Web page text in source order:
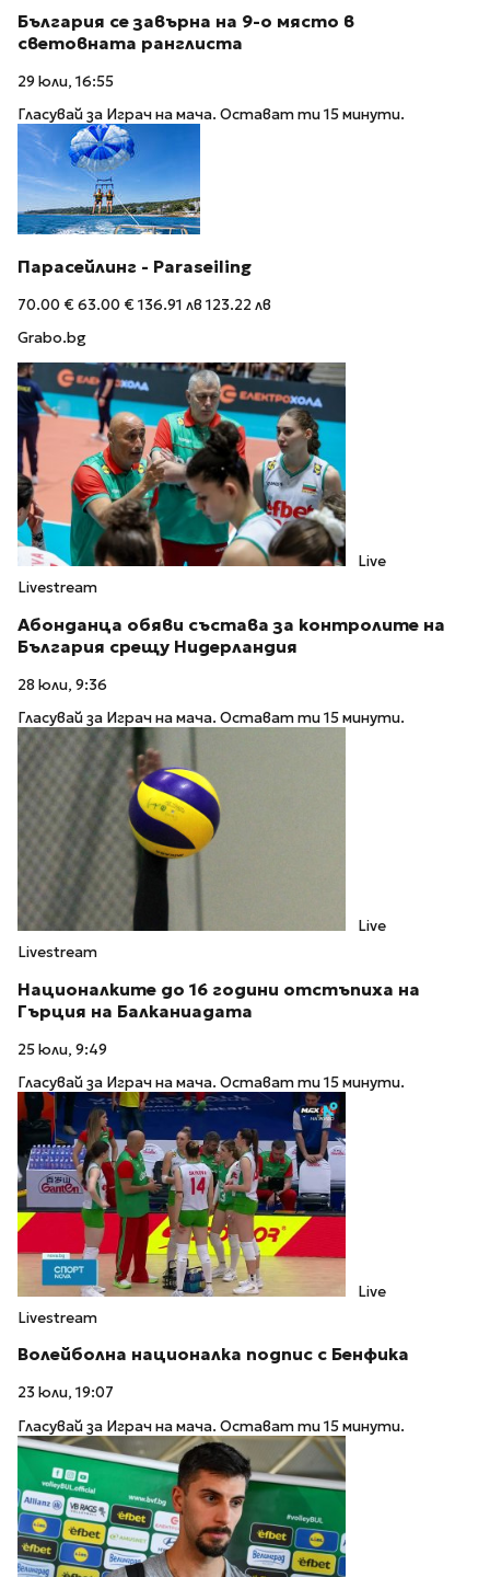
България се завърна на 9-о място в
световната ранглиста
29 юли, 16:55
Гласувай за Играч на мача. Остават ти 15 минути.
Парасейлинг - Paraseiling
70.00 €63.00 €136.91 лв 123.22 лв
Grabo.bg
Live
Livestream
Абонданца обяви състава за контролите на
България срещу Нидерландия
28 юли, 9:36
Гласувай за Играч на мача. Остават ти 15 минути.
Live
Livestream
Националките до 16 години отстъпиха на
Гърция на Балканиадата
25 юли, 9:49
Гласувай за Играч на мача. Остават ти 15 минути.
Live
Livestream
Волейболна националка подпис с Бенфика
23 юли, 19:07
Гласувай за Играч на мача. Остават ти 15 минути.